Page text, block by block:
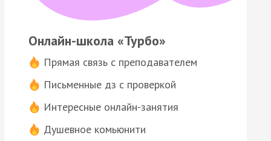
Онлайн-школа «Турбо»
Прямая связь с преподавателем
Письменные дз с проверкой
Интересные онлайн-занятия
Душевное комьюнити